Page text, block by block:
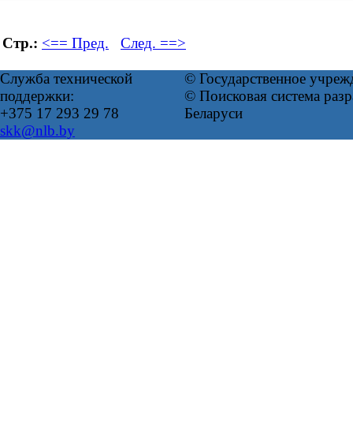
Стр.: <== Пред. След. ==>
Служба технической
поддержки:
+375 17 293 29 78
skk@nlb.by
© Государственное
© Поисковая система
Беларуси